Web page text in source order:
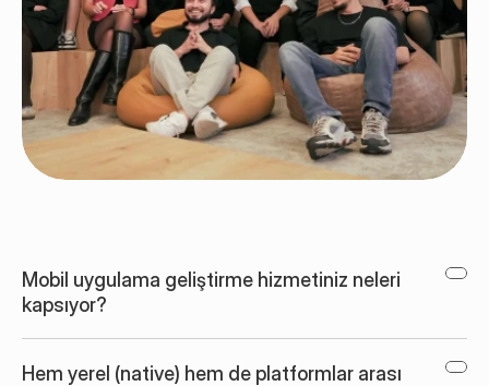
Mobil uygulama geliştirme hizmetiniz neleri
kapsıyor?
Hem yerel (native) hem de platformlar arası